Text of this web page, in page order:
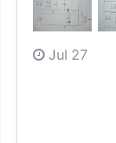
Jul 27